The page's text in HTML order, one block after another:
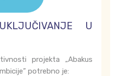
U
projekta „Abakus
potrebno je: